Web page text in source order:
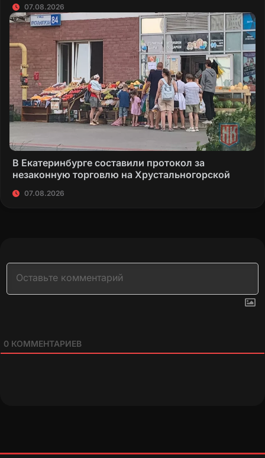
07.08.2026
В Екатеринбурге составили протокол за
незаконную торговлю на Хрустальногорской
07.08.2026
0 КОММЕНТАРИЕВ